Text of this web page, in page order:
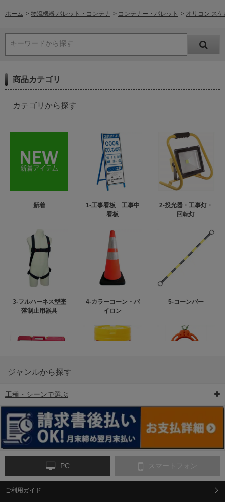
ホーム > 物流機器 パレット・コンテナ > コンテナー・パレット > オリコン ス
キーワードから探す
商品カテゴリ
カテゴリから探す
新着
1-工事看板 工事中
看板
2-投光器・工事灯・
回転灯
3-フルハーネス型墜
落制止用器具
4-カラーコーン・パ
イロン
5-コーンバー
6-矢印板/LED矢印板
ンス
9-点字マット・タイ
ジャンルから探す
工種・シーンで選ぶ
PC スマートフォン
ご利用ガイド